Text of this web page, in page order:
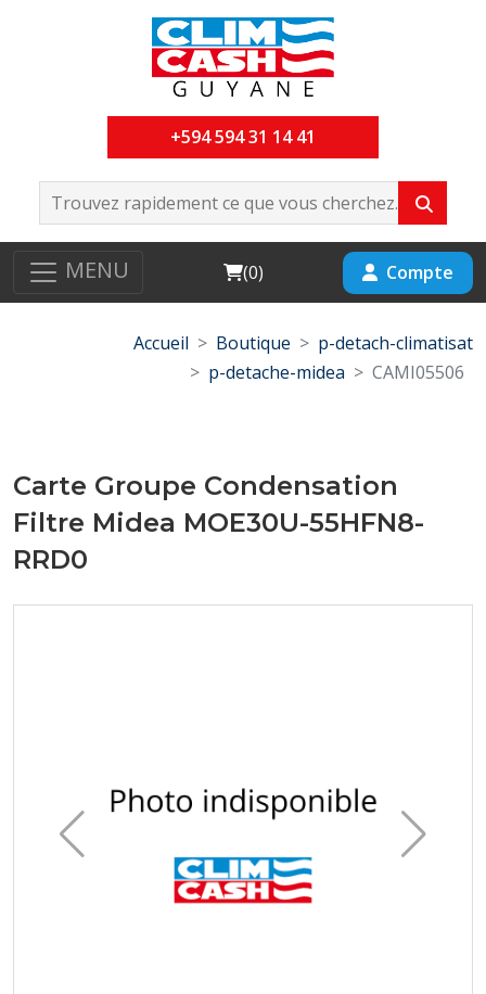
+594 594 31 14 41
MENU Cart
(0) Compte
Accueil Boutique
p-detach-climatisat
p-detache-midea
CAMI05506
Carte Groupe Condensation
Filtre Midea MOE30U-55HFN8-
RRD0